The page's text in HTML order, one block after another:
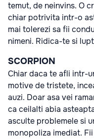
temut, de neinvins. O
chiar potrivita intr-o
mai tolerezi sa fii
nimeni. Ridica-te si
SCORPION
Chiar daca te afli intr-
motive de tristete,
auzi. Doar asa vei
ca ceilalti abia
asculte problemele si
monopoliza imediat.